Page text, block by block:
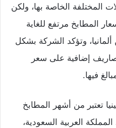
المختلفة الخاصة بها، ولكن
المطابخ مرتفع للغاية
وتؤكد الشركة بشكل
إضافية على سعر
فيها.
تعتبر من أشهر المطابخ
العربية السعودية،